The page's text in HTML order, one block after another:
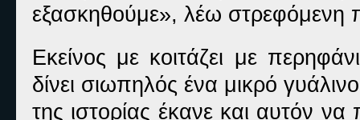
εξασκηθούμε», λέω στρεφόμενη
Εκείνος με κοιτάζει με
δίνει σιωπηλός ένα μικρό
της ιστορίας έκανε και αυτόν